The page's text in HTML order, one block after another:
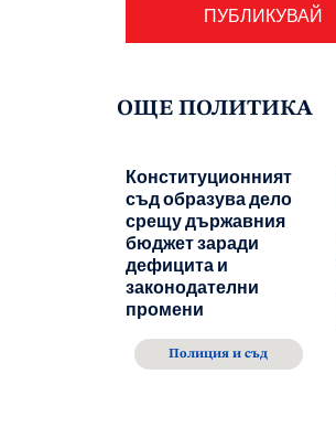
ОЩЕ ПОЛИТИКА
Конституционният
съд образува дело
срещу държавния
бюджет заради
дефицита и
законодателни
промени
Полиция и съд